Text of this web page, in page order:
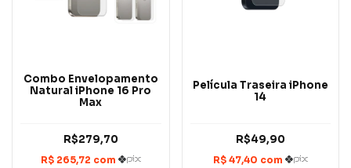
Combo Envelopamento
Natural iPhone 16 Pro
Max
R$279,70
Película Traseira iPhone
14
R$49,90